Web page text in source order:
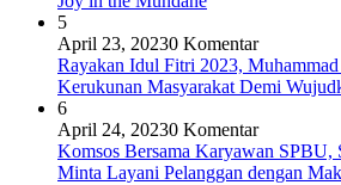
5
April 23, 20230 Komentar
Rayakan Idul Fitri 2023,
Kerukunan Masyarakat Demi
6
April 24, 20230 Komentar
Komsos Bersama Karyawan SPBU,
Minta Layani Pelanggan dengan